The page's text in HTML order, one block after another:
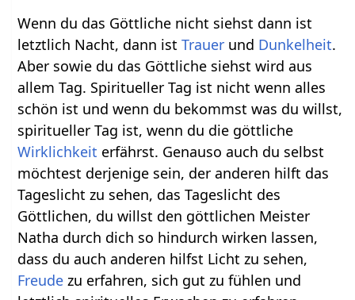
Wenn du das Göttliche nicht siehst dann ist
letztlich Nacht, dann istTrauer und Dunkelheit.
Aber sowie du das Göttliche siehst wird aus
allem Tag. Spiritueller Tag ist nicht wenn alles
schön ist und wenn du bekommst was du willst,
spiritueller Tag ist, wenn du die göttliche
Wirklichkeit erfährst. Genauso auch du selbst
möchtest derjenige sein, der anderen hilft das
Tageslicht zu sehen, das Tageslicht des
Göttlichen, du willst den göttlichen Meister
Natha durch dich so hindurch wirken lassen,
dass du auch anderen hilfst Licht zu sehen,
Freude zu erfahren, sich gut zu fühlen und